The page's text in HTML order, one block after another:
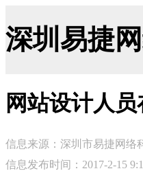
深圳易捷
网站设计人
信息来源：深圳市易捷网络
信息发布时间：2017-2-15